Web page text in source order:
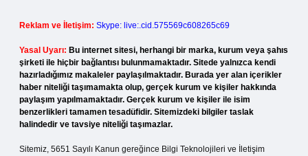
Reklam ve İletişim: Skype: live:.cid.575569c608265c69
Yasal Uyarı: Bu internet sitesi, herhangi bir marka, kurum veya şahıs
şirketi ile hiçbir bağlantısı bulunmamaktadır. Sitede yalnızca kendi
hazırladığımız makaleler paylaşılmaktadır. Burada yer alan içerikler
haber niteliği taşımamakta olup, gerçek kurum ve kişiler hakkında
paylaşım yapılmamaktadır. Gerçek kurum ve kişiler ile isim
benzerlikleri tamamen tesadüfidir. Sitemizdeki bilgiler taslak
halindedir ve tavsiye niteliği taşımazlar.
Sitemiz, 5651 Sayılı Kanun gereğince Bilgi Teknolojileri ve İletişim